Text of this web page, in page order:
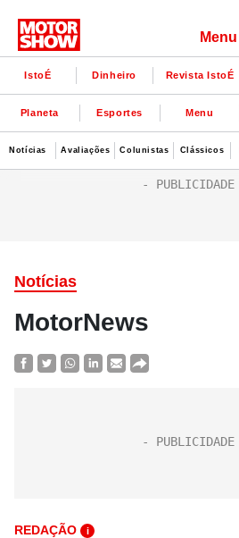
Menu
IstoÉ Dinheiro Revista IstoÉ
Planeta Esportes Menu
Notícias Avaliações Colunistas Clássicos
Notícias
MotorNews
REDAÇÃO i